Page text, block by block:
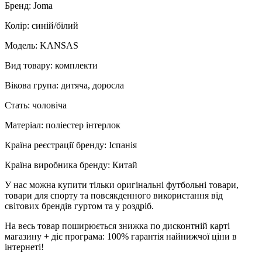
Бренд: Joma
Колір: синій/білий
Модель: KANSAS
Вид товару: комплекти
Вікова група: дитяча, доросла
Стать: чоловіча
Матеріал: поліестер інтерлок
Країна реєстрації бренду: Іспанія
Країна виробника бренду: Китай
У нас можна купити тільки оригінальні футбольні товари,
товари для спорту та повсякденного використання від
світових брендів гуртом та у роздріб.
На весь товар поширюється знижка по дисконтній карті
магазину + діє програма: 100% гарантія найнижчої ціни в
інтернеті!